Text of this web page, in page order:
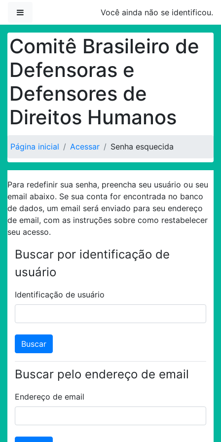
Você ainda não se identificou.
Comitê Brasileiro de
Defensoras e
Defensores de
Direitos Humanos
Página inicial Acessar Senha esquecida
Para redefinir sua senha, preencha seu usuário ou seu
email abaixo. Se sua conta for encontrada no banco
de dados, um email será enviado para seu endereço
de email, com as instruções sobre como restabelecer
seu acesso.
Buscar por identificação de
usuário
Identificação de usuário
Buscar pelo endereço de email
Endereço de email